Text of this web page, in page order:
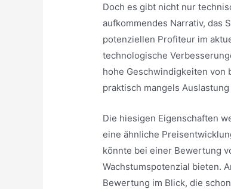
Doch es gibt nicht nur
aufkommendes Narrativ, das
potenziellen Profiteur im
technologische
hohe Geschwindigkeiten von
praktisch mangels
Die hiesigen Eigenschaften
eine ähnliche
könnte bei einer Bewertung
Wachstumspotenzial bieten.
Bewertung im Blick, die